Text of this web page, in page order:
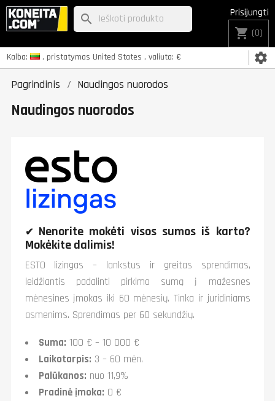
Kalba: , pristatymas United States , valiuta: € settings
Prisijungti
shopping_cart (0)
search
Pagrindinis Naudingos nuorodos
Naudingos nuorodos
✔ Nenorite mokėti visos sumos iš karto?
Mokėkite dalimis!
ESTO lizingas – lankstus ir greitas sprendimas,
leidžiantis padalinti pirkimo sumą į mažesnes
mėnesines įmokas iki 60 mėnesių. Tinka ir juridiniams
asmenims. Sprendimas per 60 sekundžių.
Suma: 100 € – 10 000 €
Laikotarpis: 3 – 60 mėn.
Palūkanos: nuo 11,9%
Pradinė įmoka: 0 €